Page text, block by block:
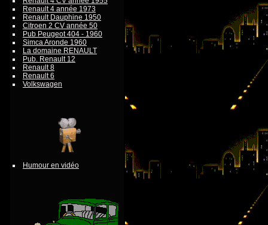
Renault 4 année 1973
Renault Dauphine 1950
Citroen 2 CV année 50
Pub Peugeot 404 - 1960
Simca Aronde 1960
La domaine RENAULT
Pub. Renault 12
Renault 8
Renault 6
Volkswagen
Humour en vidéo